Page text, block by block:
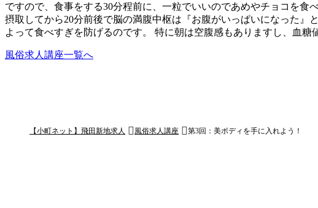
ですので、食事をする30分程前に、一粒でいいのであめやチョコを食べ
摂取してから20分前後で脳の満腹中枢は『お腹がいっぱいになった』
よって食べすぎを防げるのです。 特に朝は空腹感もありますし、血
風俗求人講座一覧へ
【小町ネット】飛田新地求人 風俗求人講座 第3回：美ボディを手に入れよう！